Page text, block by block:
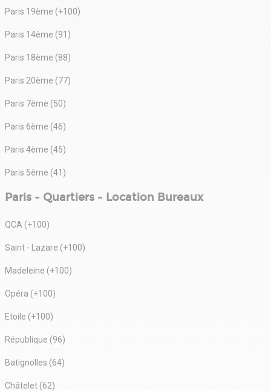
Paris 19ème (+100)
Paris 14ème (91)
Paris 18ème (88)
Paris 20ème (77)
Paris 7ème (50)
Paris 6ème (46)
Paris 4ème (45)
Paris 5ème (41)
Paris - Quartiers - Location Bureaux
QCA (+100)
Saint - Lazare (+100)
Madeleine (+100)
Opéra (+100)
Etoile (+100)
République (96)
Batignolles (64)
Châtelet (62)